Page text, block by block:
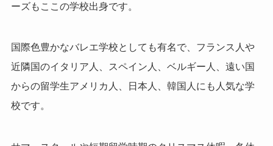
ーズもここの学校出身です。
国際色豊かなバレエ学校としても有名で、フランス人や
近隣国のイタリア人、スペイン人、ベルギー人、遠い国
からの留学生アメリカ人、日本人、韓国人にも人気な学
校です。